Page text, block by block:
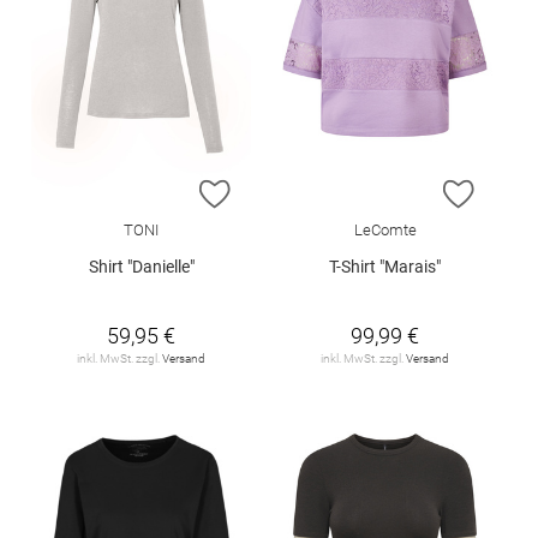
ZUR WUNSCHLISTE HINZUFÜGEN
TONI
Shirt "Danielle"
59,95 €
inkl. MwSt. zzgl. Versand
ZUR
LeComte
T-Shirt "Marais"
99,99 €
inkl. MwSt. zzgl. Versand